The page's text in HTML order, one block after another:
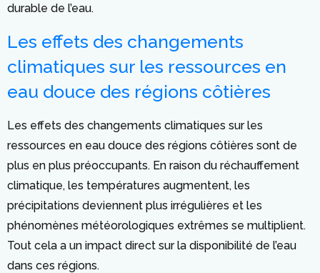
durable de l’eau.
Les effets des changements
climatiques sur les ressources en
eau douce des régions côtières
Les effets des changements climatiques sur les
ressources en eau douce des régions côtières sont de
plus en plus préoccupants. En raison du réchauffement
climatique, les températures augmentent, les
précipitations deviennent plus irrégulières et les
phénomènes météorologiques extrêmes se multiplient.
Tout cela a un impact direct sur la disponibilité de l’eau
dans ces régions.